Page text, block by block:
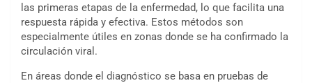
las primeras etapas de la enfermedad, lo que facilita una
respuesta rápida y efectiva. Estos métodos son
especialmente útiles en zonas donde se ha confirmado la
circulación viral.
En áreas donde el diagnóstico se basa en pruebas de